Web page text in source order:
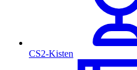
CS2-Kisten